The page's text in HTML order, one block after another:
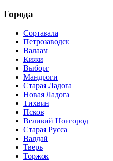
Города
Сортавала
Петрозаводск
Валаам
Кижи
Выборг
Мандроги
Старая Ладога
Новая Ладога
Тихвин
Псков
Великий Новгород
Старая Русса
Валдай
Тверь
Торжок